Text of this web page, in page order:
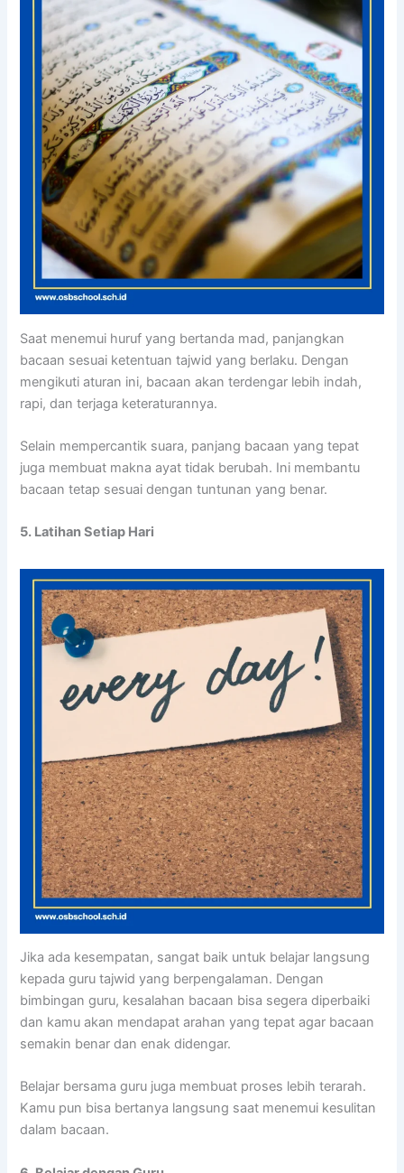
Saat menemui huruf yang bertanda mad, panjangkan
bacaan sesuai ketentuan tajwid yang berlaku. Dengan
mengikuti aturan ini, bacaan akan terdengar lebih indah,
rapi, dan terjaga keteraturannya.
Selain mempercantik suara, panjang bacaan yang tepat
juga membuat makna ayat tidak berubah. Ini membantu
bacaan tetap sesuai dengan tuntunan yang benar.
5. Latihan Setiap Hari
Jika ada kesempatan, sangat baik untuk belajar langsung
kepada guru tajwid yang berpengalaman. Dengan
bimbingan guru, kesalahan bacaan bisa segera diperbaiki
dan kamu akan mendapat arahan yang tepat agar bacaan
semakin benar dan enak didengar.
Belajar bersama guru juga membuat proses lebih terarah.
Kamu pun bisa bertanya langsung saat menemui kesulitan
dalam bacaan.